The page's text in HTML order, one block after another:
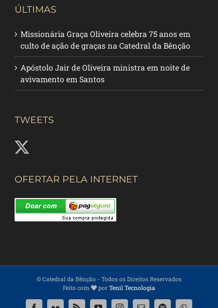
ÚLTIMAS
Missionária Graça Oliveira celebra 75 anos em
culto de ação de graças na Catedral da Bênção
Apóstolo Jair de Oliveira ministra em noite de
avivamento em Santos
TWEETS
OFERTAR PELA INTERNET
© Catedral da Bênção - Todos os Direitos Reservados
Feito com
porTenil Tecnologia